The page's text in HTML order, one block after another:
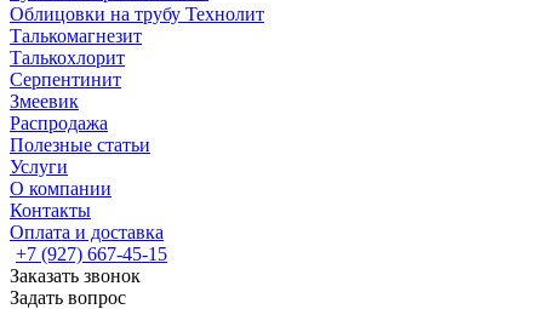
Облицовки на трубу Технолит
Талькомагнезит
Талькохлорит
Серпентинит
Змеевик
Распродажа
Полезные статьи
Услуги
О компании
Контакты
Оплата и доставка
+7 (927) 667-45-15
Заказать звонок
Задать вопрос